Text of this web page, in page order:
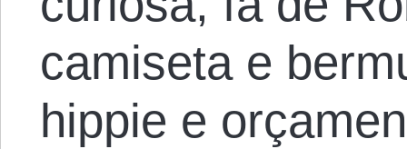
camiseta e
hippie e